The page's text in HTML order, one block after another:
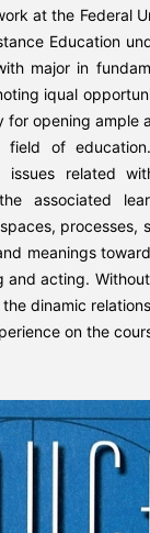
at the Federal
Education
major in
iqual
for opening ample
field of
issues related
associated
processes,
meanings
and acting.
dinamic
on the